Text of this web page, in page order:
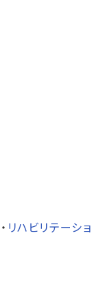
・ リハビリテーショ